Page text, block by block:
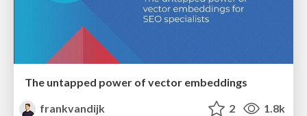
The untapped power of vector embeddings
frankvandijk
2 1.8k